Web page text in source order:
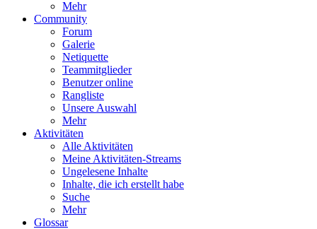
Mehr
Community
Forum
Galerie
Netiquette
Teammitglieder
Benutzer online
Rangliste
Unsere Auswahl
Mehr
Aktivitäten
Alle Aktivitäten
Meine Aktivitäten-Streams
Ungelesene Inhalte
Inhalte, die ich erstellt habe
Suche
Mehr
Glossar